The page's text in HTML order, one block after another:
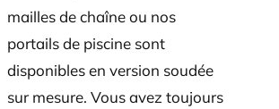
mailles de chaîne ou nos
portails de piscine sont
disponibles en version soudée
sur mesure. Vous avez toujours